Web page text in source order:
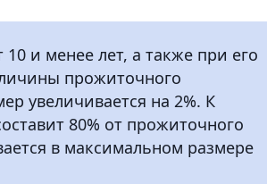
10 и менее лет, а также при его
прожиточного
увеличивается на 2%. К
80% от прожиточного
в максимальном размере